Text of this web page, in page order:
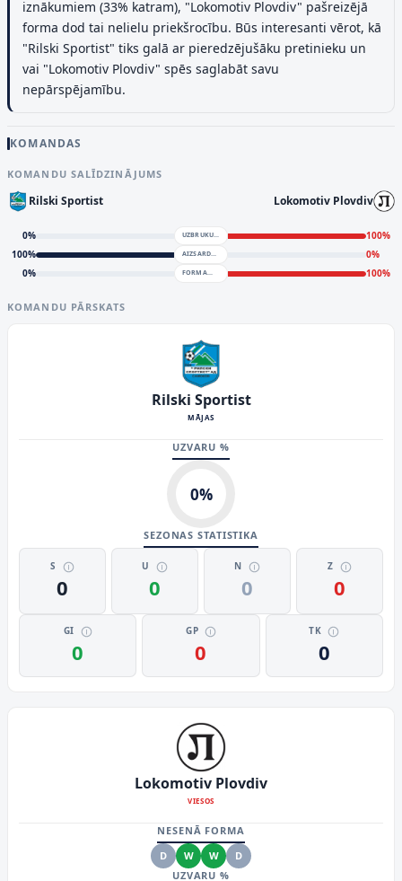
iznākumiem (33% katram), "Lokomotiv Plovdiv" pašreizējā
forma dod tai nelielu priekšrocību. Būs interesanti vērot, kā
"Rilski Sportist" tiks galā ar pieredzējušāku pretinieku un
vai "Lokomotiv Plovdiv" spēs saglabāt savu
nepārspējamību.
KOMANDAS
KOMANDU SALĪDZINĀJUMS
Rilski Sportist Lokomotiv Plovdiv
0% UZBRUKUMS 100%
100% AIZSARDZĪBA 0%
0% FORMA 100%
KOMANDU PĀRSKATS
Rilski Sportist
MĀJAS
UZVARU %
0%
SEZONAS STATISTIKA
S
0
U
0
N
0
Z
0
GI
0
GP
0
TK
0
Lokomotiv Plovdiv
VIESOS
NESENĀ FORMA
D
W W
D
UZVARU %